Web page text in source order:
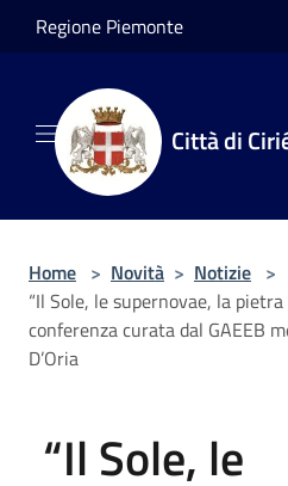
Salta al contenuto principale
Regione Piemonte
Città di
Home > Novità > Notizie >
“Il Sole, le supernovae, la
conferenza curata dal GAEEB
D’Oria
“Il Sole, le